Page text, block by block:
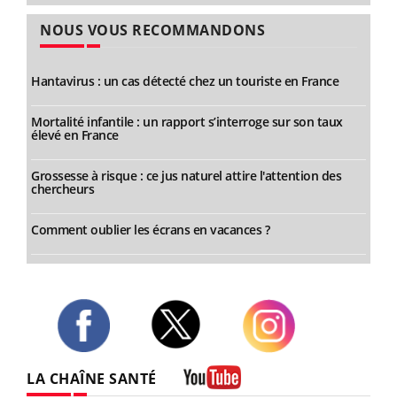
NOUS VOUS RECOMMANDONS
Hantavirus : un cas détecté chez un touriste en France
Mortalité infantile : un rapport s’interroge sur son taux
élevé en France
Grossesse à risque : ce jus naturel attire l'attention des
chercheurs
Comment oublier les écrans en vacances ?
LA CHAÎNE SANTÉ